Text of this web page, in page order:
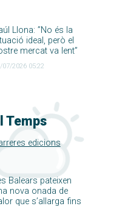
Llona: ”No és la
ideal, però el
mercat va lent”
07/2026 05:22
Temps
edicions
Balears pateixen
nova onada de
que s’allarga fins